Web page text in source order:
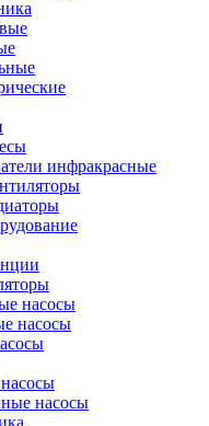
инфракрасные
насосы
насосы
насосы